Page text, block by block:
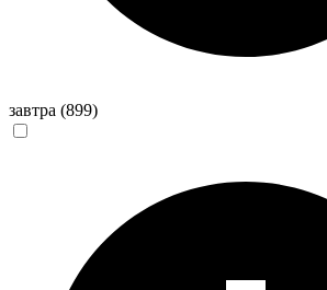
завтра (899)